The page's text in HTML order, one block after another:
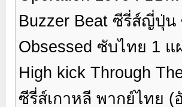
Buzzer Beat ซีรี่ส์ญี่ปุ่
Obsessed ซับไทย 1
High kick Through
ซีรี่ส์เกาหลี พากย์ไทย